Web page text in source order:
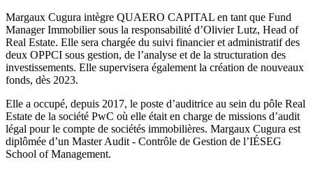
Margaux Cugura intègre QUAERO CAPITAL en tant que Fund
Manager Immobilier sous la responsabilité d’Olivier Lutz, Head of
Real Estate. Elle sera chargée du suivi financier et administratif des
deux OPPCI sous gestion, de l’analyse et de la structuration des
investissements. Elle supervisera également la création de nouveaux
fonds, dès 2023.
Elle a occupé, depuis 2017, le poste d’auditrice au sein du pôle Real
Estate de la société PwC où elle était en charge de missions d’audit
légal pour le compte de sociétés immobilières. Margaux Cugura est
diplômée d’un Master Audit - Contrôle de Gestion de l’IÉSEG
School of Management.